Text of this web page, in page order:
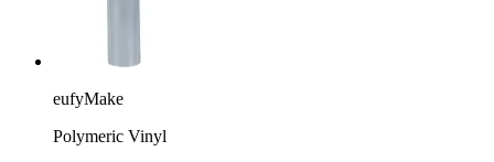
eufyMake
Polymeric Vinyl